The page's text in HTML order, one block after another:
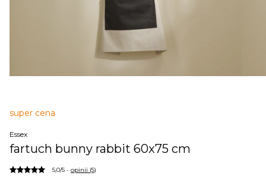
super cena
Essex
fartuch bunny rabbit 60x75 cm
5,0/5 - opinii (5)